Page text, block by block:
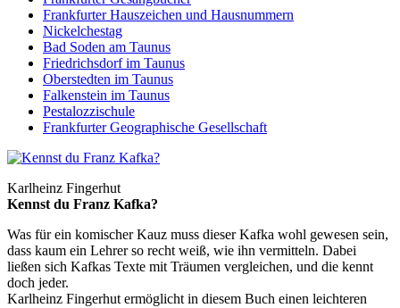
Frankfurter Hauszeichen und Hausnummern
Nickelchestag
Bad Soden am Taunus
Friedrichsdorf im Taunus
Oberstedten im Taunus
Falkenstein im Taunus
Pestalozzischule
Frankfurter Geographische Gesellschaft
Karlheinz Fingerhut
Kennst du Franz Kafka?
Was für ein komischer Kauz muss dieser Kafka wohl gewesen sein,
dass kaum ein Lehrer so recht weiß, wie ihn vermitteln. Dabei
ließen sich Kafkas Texte mit Träumen vergleichen, und die kennt
doch jeder.
Karlheinz Fingerhut ermöglicht in diesem Buch einen leichteren